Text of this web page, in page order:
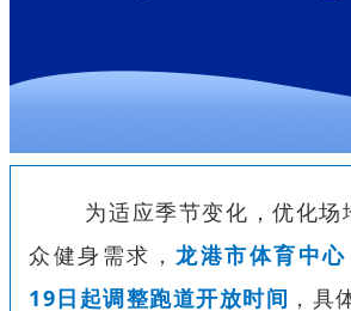
为适应季节变化，优化场
众健身需求，龙港市体育中心
19日起调整跑道开放时间 ，具